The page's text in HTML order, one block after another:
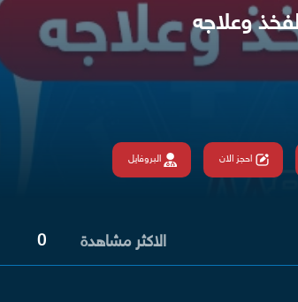
وعلاجه
احجز الان البروفايل
الاكثر مشاهدة 0